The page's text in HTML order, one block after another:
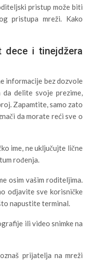
pristup može biti
pristupa mreži. Kako
dece i tinejdžera
informacije bez dozvole
delite svoje prezime,
Zapamtite, samo zato
da morate reći sve o
ime, ne uključujte lične
rođenja.
osim vašim roditeljima.
odjavite sve korisničke
napustite terminal.
ili video snimke na
prijatelja na mreži